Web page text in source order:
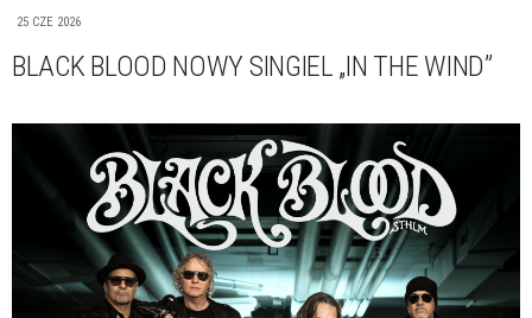
25 CZE 2026
BLACK BLOOD NOWY SINGIEL „IN THE WIND”